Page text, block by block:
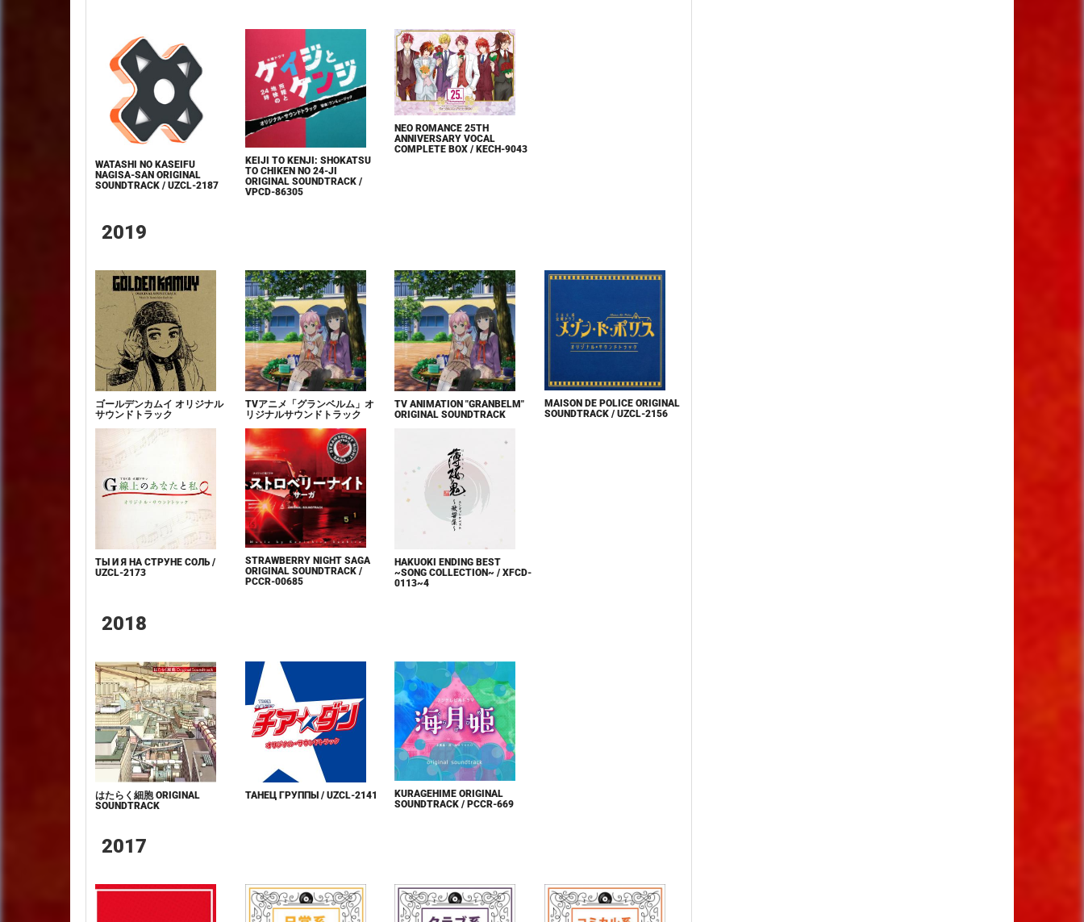
WATASHI NO KASEIFU
NAGISA-SAN ORIGINAL
SOUNDTRACK / UZCL-2187
KEIJI TO KENJI: SHOKATSU
TO CHIKEN NO 24-JI
ORIGINAL SOUNDTRACK /
VPCD-86305
NEO ROMANCE 25TH
ANNIVERSARY VOCAL
COMPLETE BOX / KECH-9043
2019
ゴールデンカムイ オリジナル
サウンドトラック
TVアニメ「グランベルム」オ
リジナルサウンドトラック
TV ANIMATION "GRANBELM"
ORIGINAL SOUNDTRACK
MAISON DE POLICE ORIGINAL
SOUNDTRACK / UZCL-2156
ТЫ И Я НА СТРУНЕ СОЛЬ /
UZCL-2173
STRAWBERRY NIGHT SAGA
ORIGINAL SOUNDTRACK /
PCCR-00685
HAKUOKI ENDING BEST
~SONG COLLECTION~ / XFCD-
0113~4
2018
はたらく細胞 ORIGINAL
SOUNDTRACK
ТАНЕЦ ГРУППЫ / UZCL-2141
KURAGEHIME ORIGINAL
SOUNDTRACK / PCCR-669
2017